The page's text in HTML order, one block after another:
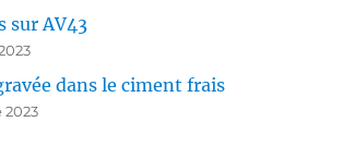
sur AV43
dans le ciment frais
2023